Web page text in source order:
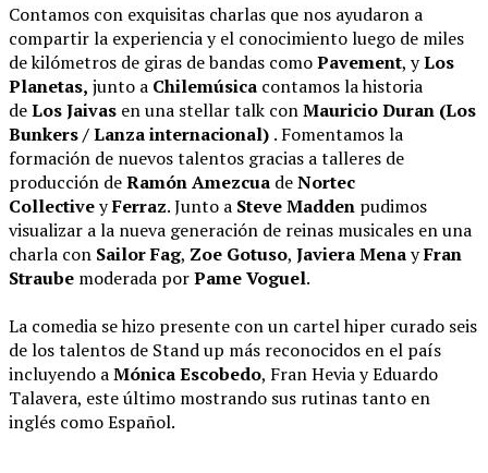
Contamos con exquisitas charlas que nos ayudaron a
compartir la experiencia y el conocimiento luego de miles
de kilómetros de giras de bandas comoPavement, yLos
Planetas, junto a Chilemúsica contamos la historia
deLos Jaivas en una stellar talk conMauricio Duran (Los
Bunkers / Lanza internacional) . Fomentamos la
formación de nuevos talentos gracias a talleres de
producción deRamón Amezcua deNortec
CollectiveyFerraz. Junto a Steve Madden pudimos
visualizar a la nueva generación de reinas musicales en una
charla con Sailor Fag, Zoe Gotuso, Javiera MenayFran
Straube moderada porPame Voguel.
La comedia se hizo presente con un cartel hiper curado seis
de los talentos de Stand up más reconocidos en el país
incluyendo aMónica Escobedo, Fran Hevia y Eduardo
Talavera, este último mostrando sus rutinas tanto en
inglés como Español.